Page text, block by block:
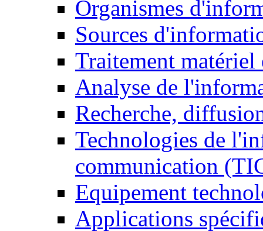
Organismes
Sources
Traitement matériel
Analyse de
Recherche,
Technologies de
communication
Equipement
Applications